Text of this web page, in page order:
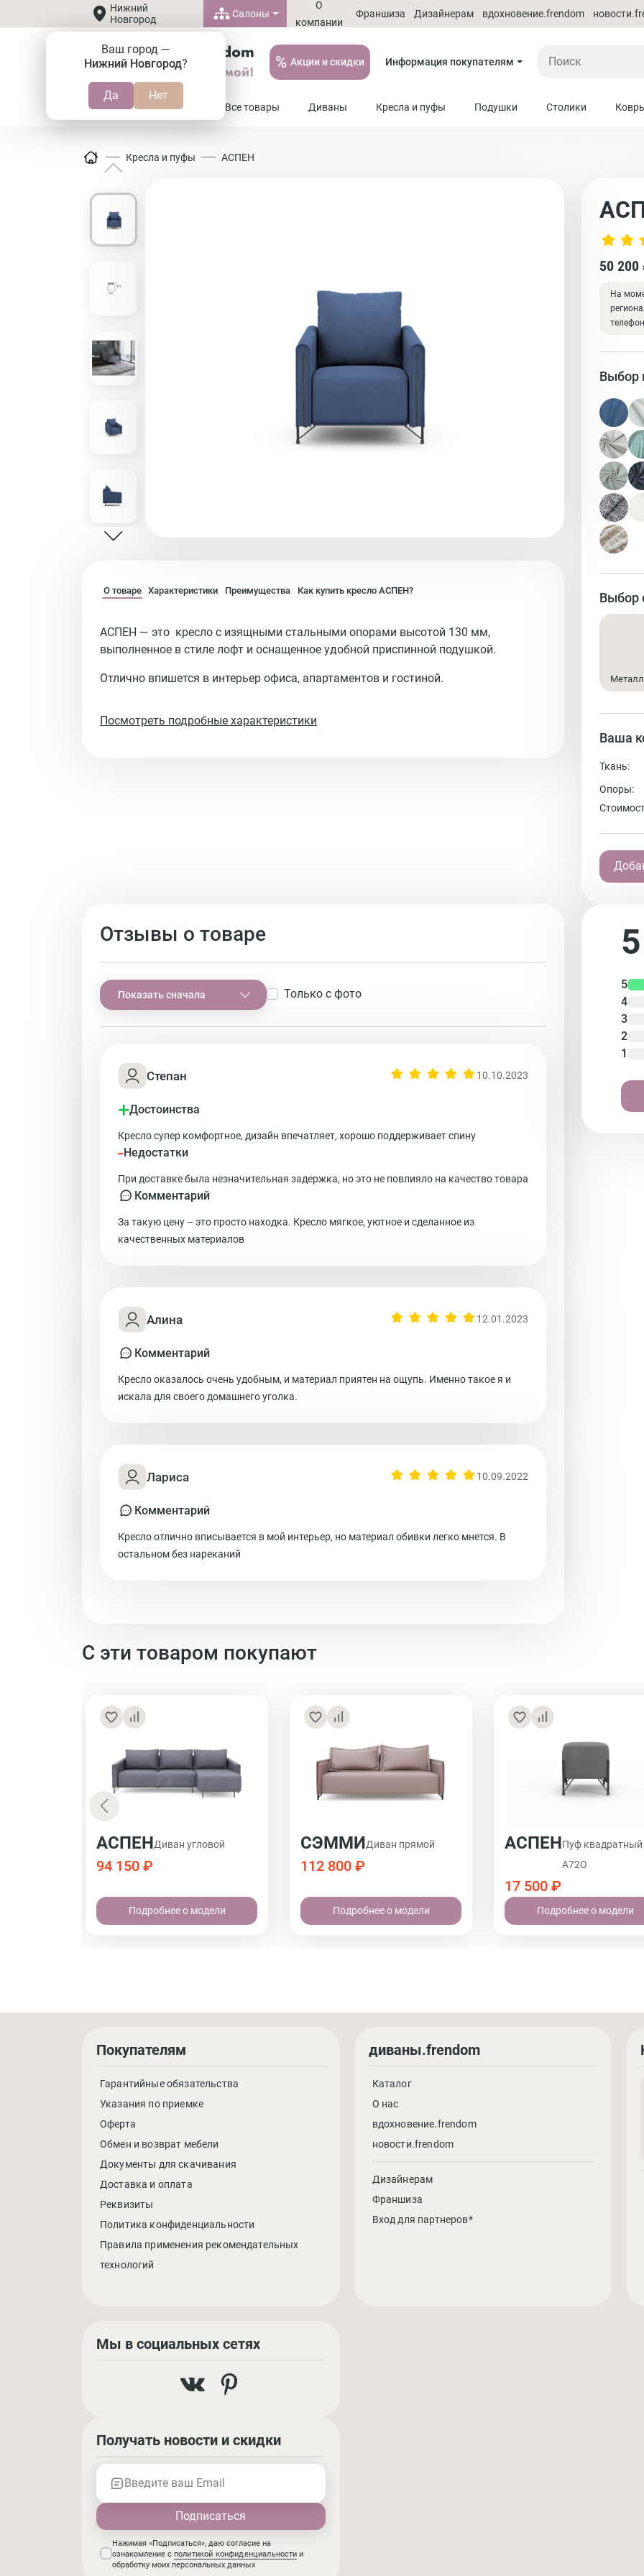
Нижний
Новгород
Ваш город —
Нижний Новгород?
Салоны
О
компании
Франшиза Дизайнерам вдохновение.frendom
% Акции и скидки Информация покупателям
8 (800) 505-37-20 Все товары Диваны Кресла и пуфы Подушки Столики
Кресла и пуфы АСПЕН
О товаре Характеристики Преимущества Как купить креслоАСПЕН?
АСПЕН — это кресло с изящными стальными опорами высотой 130 мм,
выполненное в стиле лофт и оснащенное удобной приспинной подушкой.
Отлично впишется в интерьер офиса, апартаментов и гостиной.
Посмотреть подробные характеристики
50 200
На
Выбор
Выбор
Ваша
Ткань:
Опоры:
Отзывы о товаре
Показать сначала Только с фото
Степан 10.10.2023
+Достоинства
Кресло супер комфортное, дизайн впечатляет, хорошо поддерживает спину
-Недостатки
При доставке была незначительная задержка, но это не повлияло на качество товара
Комментарий
За такую цену – это просто находка. Кресло мягкое, уютное и сделанное из
качественных материалов
Алина 12.01.2023
Комментарий
Кресло оказалось очень удобным, и материал приятен на ощупь. Именно такое я и
искала для своего домашнего уголка.
Лариса 10.09.2022
Комментарий
Кресло отлично вписывается в мой интерьер, но материал обивки легко мнется. В
остальном без нареканий
5
5
4
3
2
1
С эти товаром покупают
АСПЕНДиван угловой
94 150 ₽
Подробнее о модели
СЭММИДиван прямой
112 800 ₽
Подробнее о модели
АСПЕНПуф квадратный
A72O
17 500 ₽
Подробнее о модели
Покупателям
Гарантийные обязательства
Указания по приемке
Оферта
Обмен и возврат мебели
Документы для скачивания
Доставка и оплата
Реквизиты
Политика конфиденциальности
Правила применения рекомендательных
технологий
диваны.frendom
Каталог
О нас
вдохновение.frendom
новости.frendom
Дизайнерам
Франшиза
Вход для партнеров*
Мы в социальных сетях
Получать новости и скидки
Введите ваш Email
Нажимая «Подписаться», даю согласие на
ознакомление с политикой конфиденциальности и
обработку моих персональных данных